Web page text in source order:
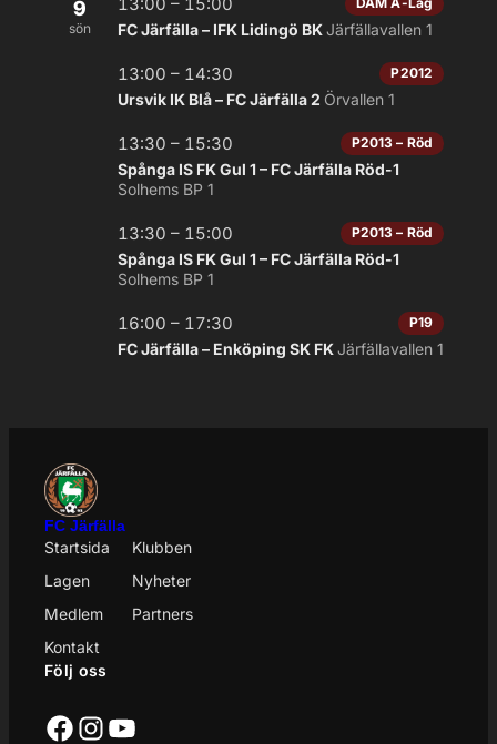
9
sön FC Järfälla – IFK Lidingö BK Järfällavallen 1
13:00 – 14:30 P2012
Ursvik IK Blå – FC Järfälla 2 Örvallen 1
13:30 – 15:30 P2013 – Röd
Spånga IS FK Gul 1 – FC Järfälla Röd-1
Solhems BP 1
13:30 – 15:00 P2013 – Röd
Spånga IS FK Gul 1 – FC Järfälla Röd-1
Solhems BP 1
16:00 – 17:30 P19
FC Järfälla – Enköping SK FK Järfällavallen 1
FC Järfälla
Startsida
Klubben
Lagen
Nyheter
Medlem
Partners
Kontakt
Följ oss
Facebook
Instagram
YouTube